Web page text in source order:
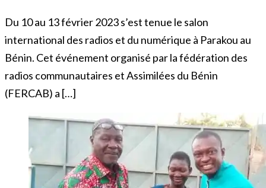
Du 10 au 13 février 2023 s’est tenue le salon
international des radios et du numérique à Parakou au
Bénin. Cet événement organisé par la fédération des
radios communautaires et Assimilées du Bénin
(FERCAB) a […]